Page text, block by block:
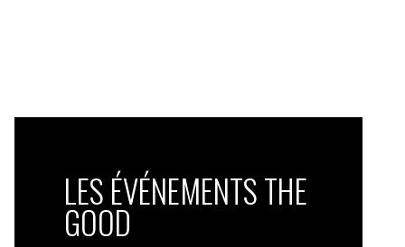
LES ÉVÉNEMENTS THE
GOOD